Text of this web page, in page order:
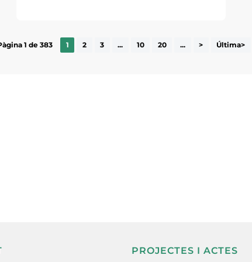
1 de 383 1 2 3 ... 10 20 ... > Última>
PROJECTES I ACTES